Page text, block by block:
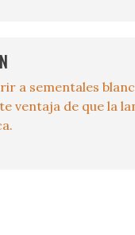
a sementales
ventaja de que la